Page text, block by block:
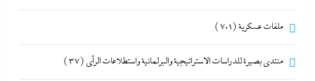
ملفات عسكرية(701)
منتدى بصيرة للدراسات الاستراتيجية والبرلمانية واستطلاعات الرأى (37)